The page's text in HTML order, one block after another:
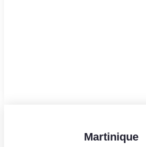
Martinique